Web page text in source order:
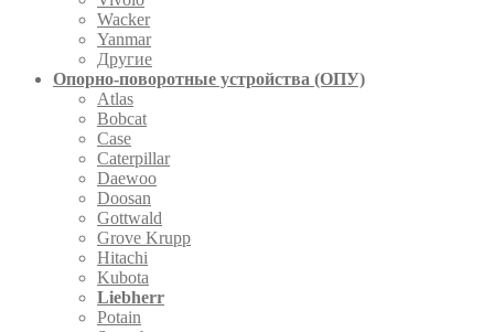
Wacker
Yanmar
Другие
Опорно-поворотные устройства (ОПУ)
Atlas
Bobcat
Case
Caterpillar
Daewoo
Doosan
Gottwald
Grove Krupp
Hitachi
Kubota
Liebherr
Potain